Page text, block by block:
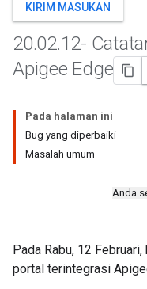
KIRIM MASUKAN
20.02.12-
Apigee Edge
Pada halaman ini
Bug yang diperbaiki
Masalah umum
Anda
Pada Rabu, 12
portal terintegrasi